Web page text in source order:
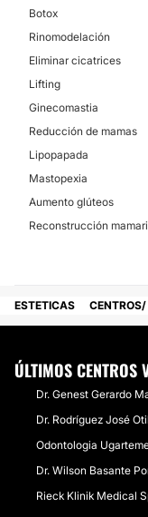
Botox
Rinomodelación
Eliminar cicatrices
Lifting
Ginecomastia
Reducción de mamas
Lipopapada
Mastopexia
Aumento glúteos
Reconstrucción
ESTETICAS CENTROS
ÚLTIMOS CENTROS
Dr. Genest Gerardo
Dr. Rodríguez José
Odontologia
Dr. Wilson Basante
Rieck Klinik Medical